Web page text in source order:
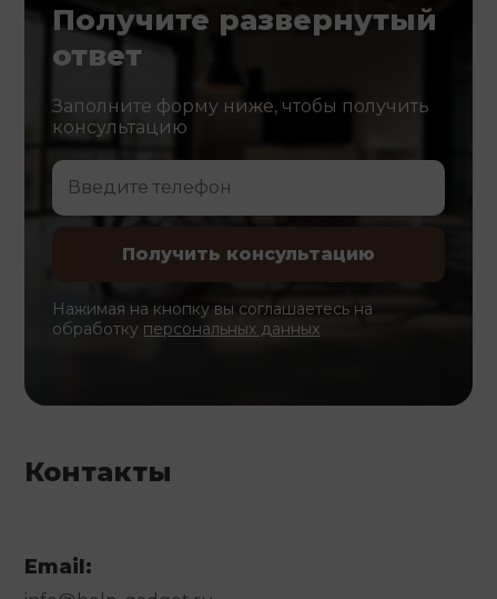
Получите развернутый
ответ
Заполните форму ниже, чтобы получить
консультацию
Нажимая на кнопку вы соглашаетесь на
обработку персональных данных
Контакты
Email: